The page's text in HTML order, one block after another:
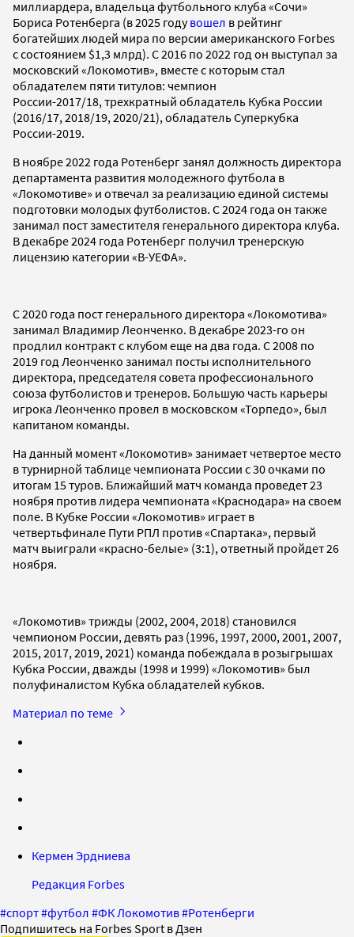
миллиардера, владельца футбольного клуба «Сочи»
Бориса Ротенберга (в 2025 годувошел в рейтинг
богатейших людей мира по версии американского Forbes
с состоянием $1,3 млрд). С 2016 по 2022 год он выступал за
московский «Локомотив», вместе с которым стал
обладателем пяти титулов: чемпион
России-2017/18, трехкратный обладатель Кубка России
(2016/17, 2018/19, 2020/21), обладатель Суперкубка
России-2019.
В ноябре 2022 года Ротенберг занял должность директора
департамента развития молодежного футбола в
«Локомотиве» и отвечал за реализацию единой системы
подготовки молодых футболистов. С 2024 года он также
занимал пост заместителя генерального директора клуба.
В декабре 2024 года Ротенберг получил тренерскую
лицензию категории «B-УЕФА».
С 2020 года пост генерального директора «Локомотива»
занимал Владимир Леонченко. В декабре 2023-го он
продлил контракт с клубом еще на два года. С 2008 по
2019 год Леонченко занимал посты исполнительного
директора, председателя совета профессионального
союза футболистов и тренеров. Большую часть карьеры
игрока Леонченко провел в московском «Торпедо», был
капитаном команды.
На данный момент «Локомотив» занимает четвертое место
в турнирной таблице чемпионата России с 30 очками по
итогам 15 туров. Ближайший матч команда проведет 23
ноября против лидера чемпионата «Краснодара» на своем
поле. В Кубке России «Локомотив» играет в
четвертьфинале Пути РПЛ против «Спартака», первый
матч выиграли «красно-белые» (3:1), ответный пройдет 26
ноября.
«Локомотив» трижды (2002, 2004, 2018) становился
чемпионом России, девять раз (1996, 1997, 2000, 2001, 2007,
2015, 2017, 2019, 2021) команда побеждала в розыгрышах
Кубка России, дважды (1998 и 1999) «Локомотив» был
полуфиналистом Кубка обладателей кубков.
Материал по теме
Кермен Эрдниева
Редакция Forbes
#спорт#футбол #ФК Локомотив#Ротенберги
Подпишитесь на Forbes Sport в Дзен